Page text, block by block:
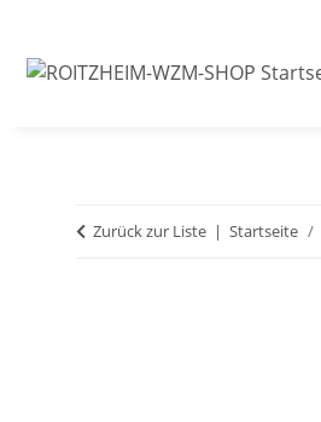
Zurück zur Liste Startseite